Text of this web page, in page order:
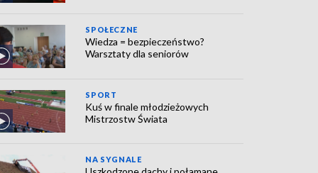
SPOŁECZNE
Wiedza = bezpieczeństwo?
Warsztaty dla seniorów
SPORT
Kuś w finale młodzieżowych
Mistrzostw Świata
NA SYGNALE